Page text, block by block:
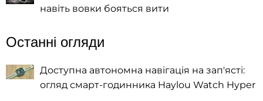
навіть вовки бояться вити
Останні огляди
Доступна автономна навігація на зап'ясті:
огляд смарт-годинника Haylou Watch Hyper